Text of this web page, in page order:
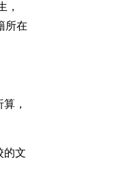
，
所在
，
的文